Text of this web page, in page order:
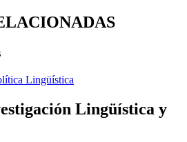
Lingüística
Lingüística y